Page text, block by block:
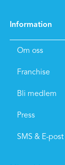
Information
Om oss
Franchise
Bli medlem
Press
SMS & E-post